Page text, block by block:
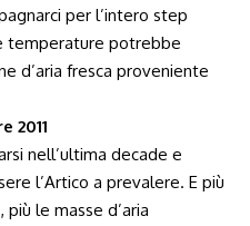
per l’intero step
temperature potrebbe
d’aria fresca proveniente
2011
nell’ultima decade e
l’Artico a prevalere. E più
le masse d’aria